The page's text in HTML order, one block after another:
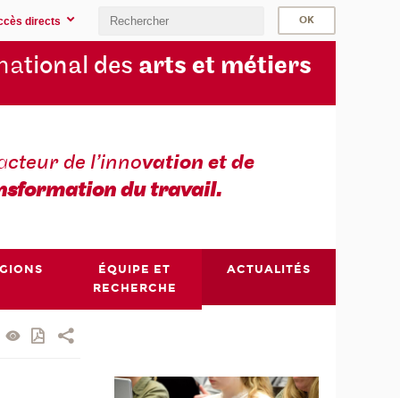
directs
tional des arts et métiers
cteur de l’innovation et de
du travail.
ÉQUIPE ET
RECHERCHE
ACTUALITÉS